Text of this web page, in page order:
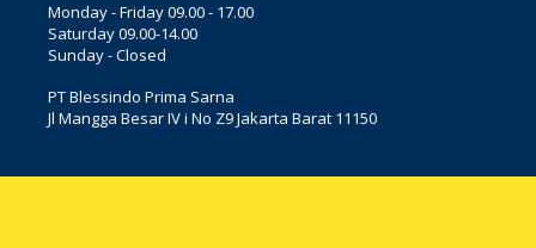
Monday - Friday 09.00 - 17.00
Saturday 09.00-14.00
Sunday - Closed
PT Blessindo Prima Sarna
Jl Mangga Besar IV i No Z9 Jakarta Barat 11150